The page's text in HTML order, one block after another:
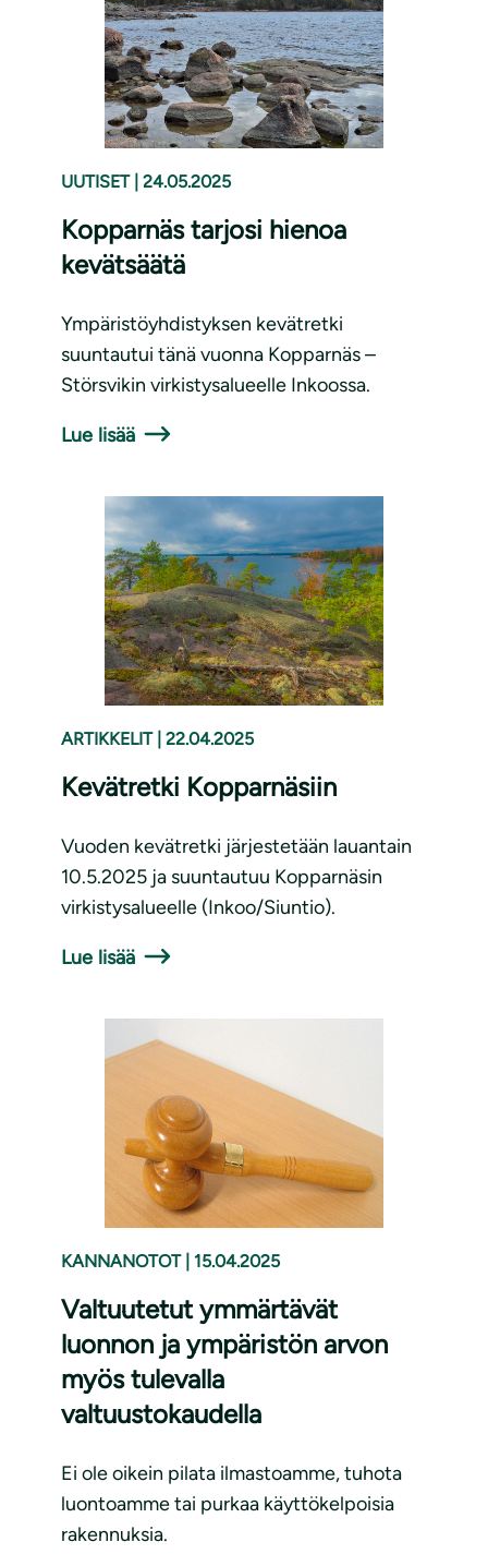
UUTISET 24.05.2025
Kopparnäs tarjosi hienoa
kevätsäätä
Ympäristöyhdistyksen kevätretki
suuntautui tänä vuonna Kopparnäs –
Störsvikin virkistysalueelle Inkoossa.
Lue lisää
ARTIKKELIT 22.04.2025
Kevätretki Kopparnäsiin
Vuoden kevätretki järjestetään lauantain
10.5.2025 ja suuntautuu Kopparnäsin
virkistysalueelle (Inkoo/Siuntio).
Lue lisää
KANNANOTOT 15.04.2025
Valtuutetut ymmärtävät
luonnon ja ympäristön arvon
myös tulevalla
valtuustokaudella
Ei ole oikein pilata ilmastoamme, tuhota
luontoamme tai purkaa käyttökelpoisia
rakennuksia.